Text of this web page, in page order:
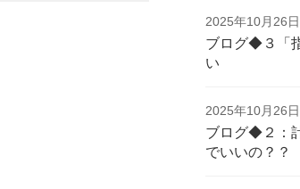
2025年10月26日
ブログ◆３「
い
2025年10月26日
ブログ◆２：
でいいの？？